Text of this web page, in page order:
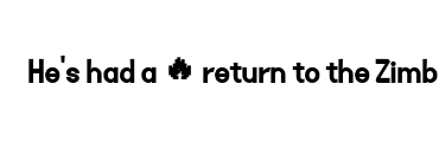
He's had a 🔥 return to the